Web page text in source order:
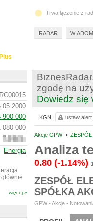
zgodę na
Dowiedz się
Akcje GPW • ZESPÓŁ
Analiza
0.80 (-1.14%)
ZESPÓŁ
SPÓŁKA
GPW - Akcje -
KGN: ustaw alert
900 000
080 000
1
385
102
Energia
więcej »
Trwa łączenie z
RADAR